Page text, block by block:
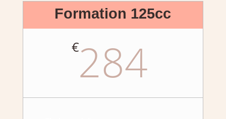
Formation 125cc
€284